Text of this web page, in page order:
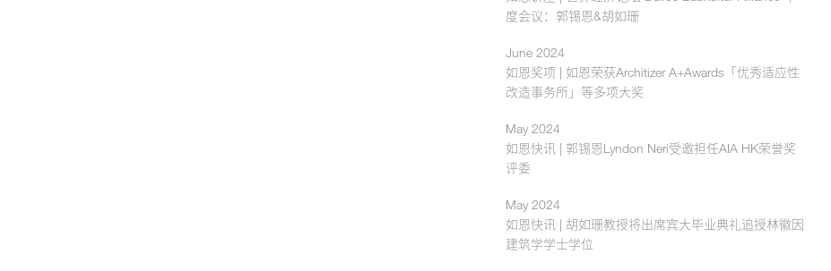
度会议：郭锡恩&胡如珊
June 2024
如恩奖项 | 如恩荣获Architizer A+Awards「优秀适应性
改造事务所」等多项大奖
May 2024
如恩快讯 | 郭锡恩Lyndon Neri受邀担任AIA HK荣誉奖
评委
May 2024
如恩快讯 | 胡如珊教授将出席宾大毕业典礼追授林徽因
建筑学学士学位